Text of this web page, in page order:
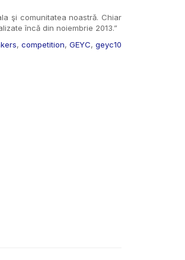
şi comunitatea noastră. Chiar
încă din noiembrie 2013.”
, competition, GEYC, geyc10